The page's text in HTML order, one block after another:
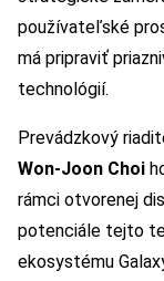
používateľské
má pripraviť
technológií.
Prevádzkový
Won-Joon Choi
rámci otvorenej
potenciále tejto
ekosystému